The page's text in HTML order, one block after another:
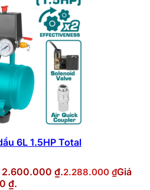
6L 1.5HP Total
2.600.000 ₫.2.288.000 ₫Giá
₫.